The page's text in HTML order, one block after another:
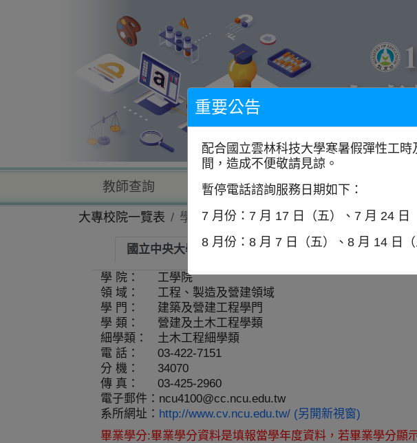
教師查詢 學校查詢 以學門找學校
大專校院一覽表 學系資訊
國立中央大學-土木工程學系 師資
學 院：
工學院
領 域：
工程、製造及營建領域
學 門：
建築及營建工程學門
學 類：
營建及土木工程學類
細學類：
土木工程細學類
電 話：
03-422-7151
分 機：
34070
傳 真：
03-425-2960
電子郵件： ncu4100@cc.ncu.edu.tw
系所網址： http://www.cv.ncu.edu.tw/ (另開新視窗)
畢業學分:畢業學分資料是填報當學年度資料，若畢業學分顯
重要公告
配合國立雲林科技大學寒暑假彈性工
間，造成不便敬請見諒。
暫停電話諮詢服務日期如下：
7 月份：7 月 17 日（五）、7 月 24 日
8 月份：8 月 7 日（五）、8 月 14 日（